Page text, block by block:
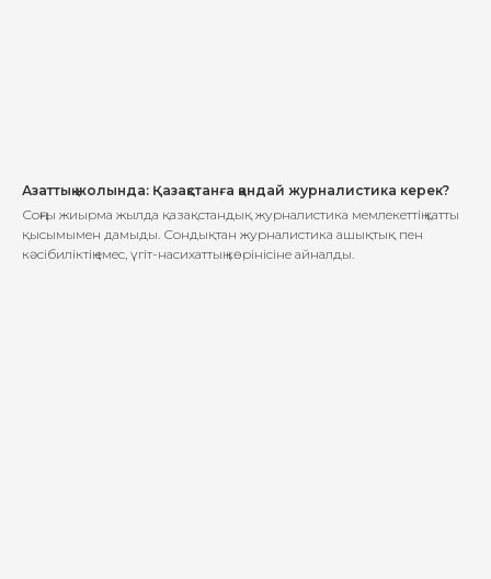
Азаттық жолында: Қазақстанға қандай журналистика керек?
Соңғы жиырма жылда қазақстандық журналистика мемлекеттің қатты
қысымымен дамыды. Сондықтан журналистика ашықтық пен
кәсібиліктің емес, үгіт-насихаттың көрінісіне айналды.